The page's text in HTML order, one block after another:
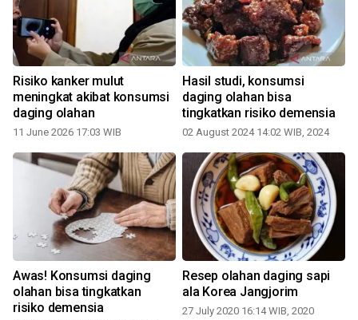
Risiko kanker mulut
meningkat akibat konsumsi
daging olahan
11 June 2026 17:03 WIB
Hasil studi, konsumsi
daging olahan bisa
tingkatkan risiko demensia
02 August 2024 14:02 WIB, 2024
Awas! Konsumsi daging
olahan bisa tingkatkan
risiko demensia
Resep olahan daging sapi
ala Korea Jangjorim
27 July 2020 16:14 WIB, 2020